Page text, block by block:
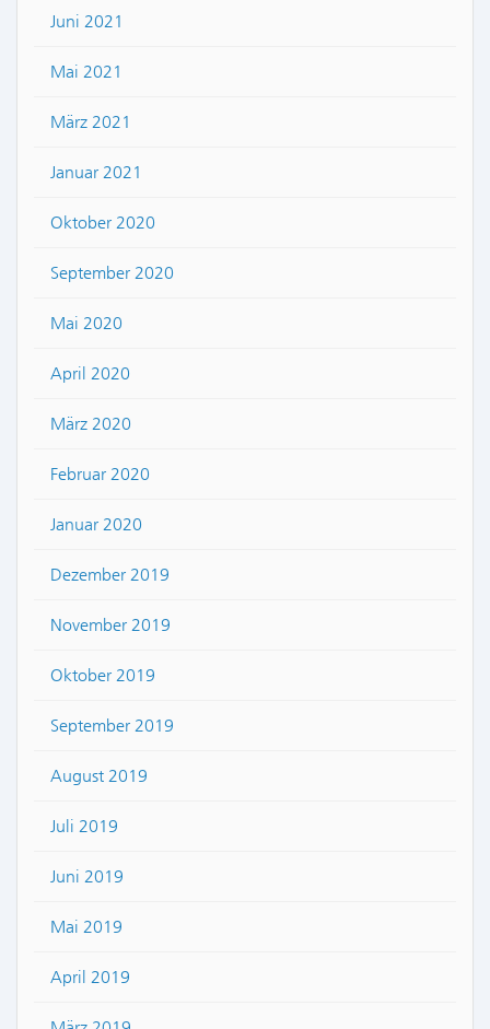
Juni 2021
Mai 2021
März 2021
Januar 2021
Oktober 2020
September 2020
Mai 2020
April 2020
März 2020
Februar 2020
Januar 2020
Dezember 2019
November 2019
Oktober 2019
September 2019
August 2019
Juli 2019
Juni 2019
Mai 2019
April 2019